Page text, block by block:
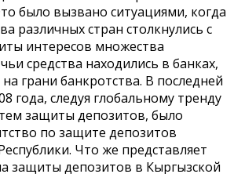
было вызвано ситуациями, когда
различных стран столкнулись с
интересов множества
средства находились в банках,
грани банкротства. В последней
года, следуя глобальному тренду
защиты депозитов, было
по защите депозитов
Что же представляет
защиты депозитов в Кыргызской